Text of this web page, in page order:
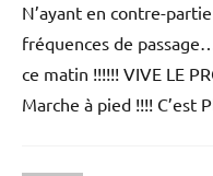
N’ayant en contre-
fréquences de
ce matin !!!!!! VIVE LE
Marche à pied !!!! C’est